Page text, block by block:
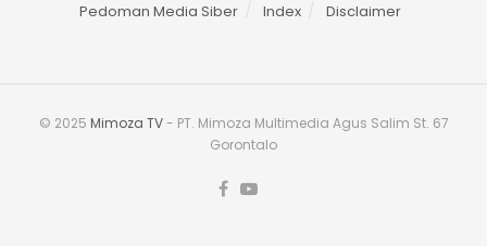
Pedoman Media Siber
Index Disclaimer
© 2025 Mimoza TV- PT. Mimoza Multimedia Agus Salim St. 67
Gorontalo